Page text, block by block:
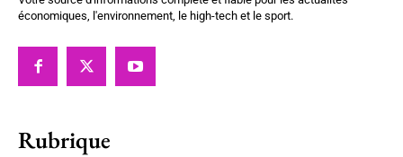
économiques, l'environnement, le high-tech et le sport.
Rubrique